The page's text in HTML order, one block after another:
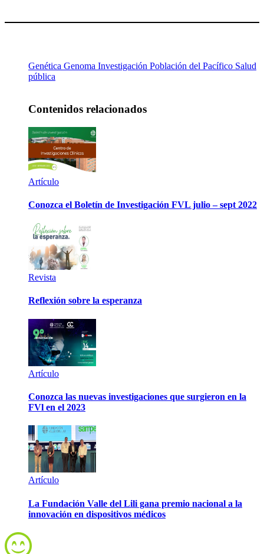
Genética Genoma Investigación Población del Pacífico Salud
pública
Contenidos relacionados
Artículo
Conozca el Boletín de Investigación FVL julio – sept 2022
Revista
Reflexión sobre la esperanza
Artículo
Conozca las nuevas investigaciones que surgieron en la
FVl en el 2023
Artículo
La Fundación Valle del Lili gana premio nacional a la
innovación en dispositivos médicos